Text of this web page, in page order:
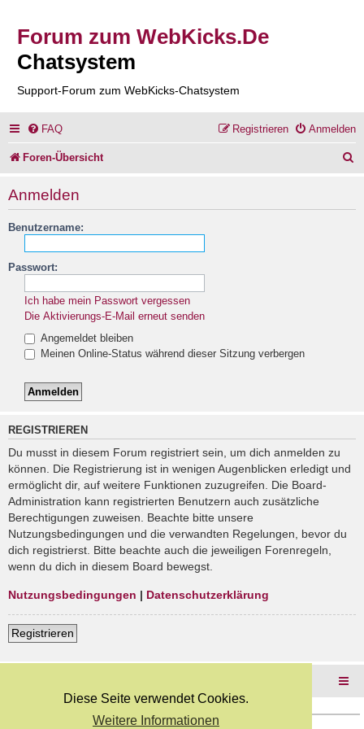
Diese Seite verwendet Cookies.
Weitere Informationen
Forum zum WebKicks.De
Chatsystem
Support-Forum zum WebKicks-Chatsystem
FAQ Anmelden
Registrieren
Foren-Übersicht
Anmelden
Benutzername:
Passwort:
Ich habe mein Passwort vergessen
Die Aktivierungs-E-Mail erneut senden
Angemeldet bleiben
Meinen Online-Status während dieser Sitzung verbergen
REGISTRIEREN
Du musst in diesem Forum registriert sein, um dich anmelden zu
können. Die Registrierung ist in wenigen Augenblicken erledigt und
ermöglicht dir, auf weitere Funktionen zuzugreifen. Die Board-
Administration kann registrierten Benutzern auch zusätzliche
Berechtigungen zuweisen. Beachte bitte unsere
Nutzungsbedingungen und die verwandten Regelungen, bevor du
dich registrierst. Bitte beachte auch die jeweiligen Forenregeln,
wenn du dich in diesem Board bewegst.
Nutzungsbedingungen | Datenschutzerklärung
Registrieren